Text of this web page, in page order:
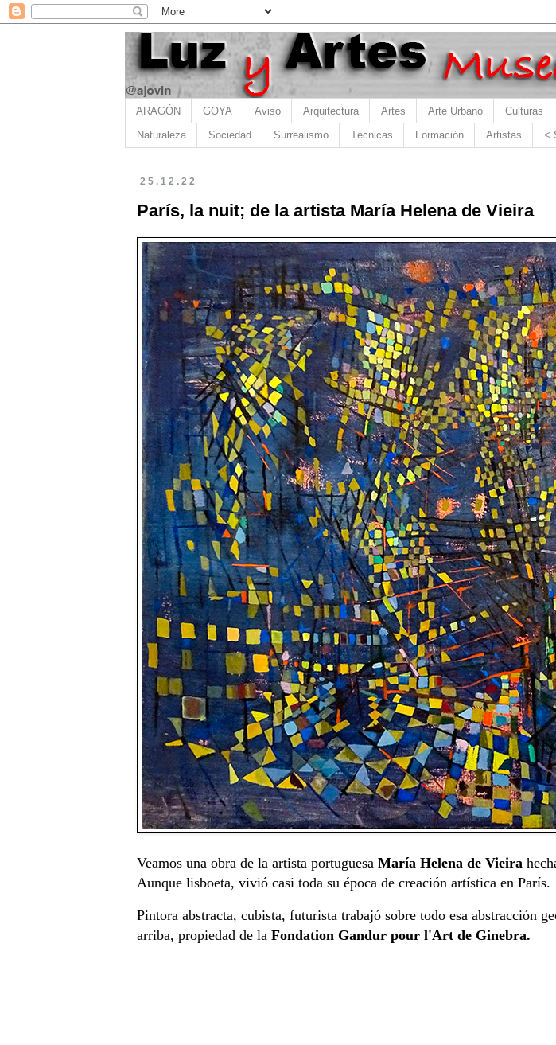
ARAGÓN GOYA Aviso Arquitectura Artes Arte Urbano Culturas
Naturaleza Sociedad Surrealismo Técnicas Formación Artistas <
25.12.22
París, la nuit; de la artista María Helena de Vieira
Veamos una obra de la artista portuguesa María Helena de Vieira
Aunque lisboeta, vivió casi toda su época de creación artística en París.
Pintora abstracta, cubista, futurista trabajó sobre todo esa abstracción
arriba, propiedad de la Fondation Gandur pour l'Art de Ginebra.